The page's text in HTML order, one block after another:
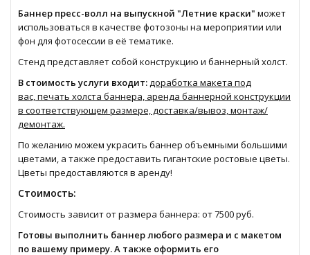
Баннер пресс-волл на выпускной "Летние краски" может
использоваться в качестве фотозоны на мероприятии или
фон для фотосессии в её тематике.
Стенд представляет собой конструкцию и баннерный холст.
В стоимость услуги входит:доработка макета под
вас, печать холста баннера, аренда баннерной конструкции
в соответствующем размере, доставка/вывоз, монтаж/
демонтаж.
По желанию можем украсить баннер объемными большими
цветами, а также предоставить гигантские ростовые цветы.
Цветы предоставляются в аренду!
Стоимость:
Стоимость зависит от размера баннера: от 7500 руб.
Готовы выполнить баннер любого размера и с макетом
по вашему примеру. А также оформить его